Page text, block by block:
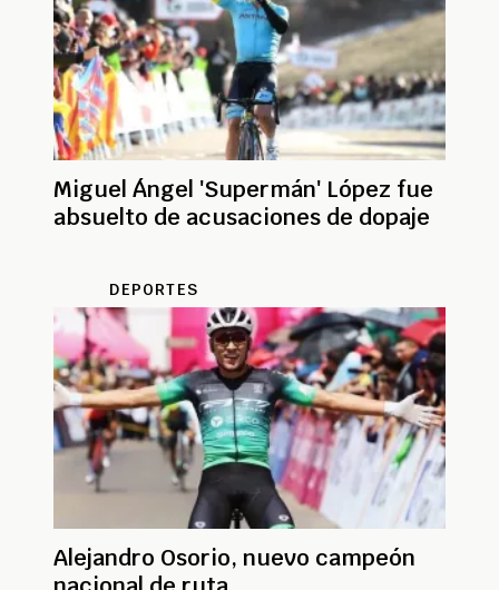
Miguel Ángel 'Supermán' López fue
absuelto de acusaciones de dopaje
DEPORTES
Alejandro Osorio, nuevo campeón